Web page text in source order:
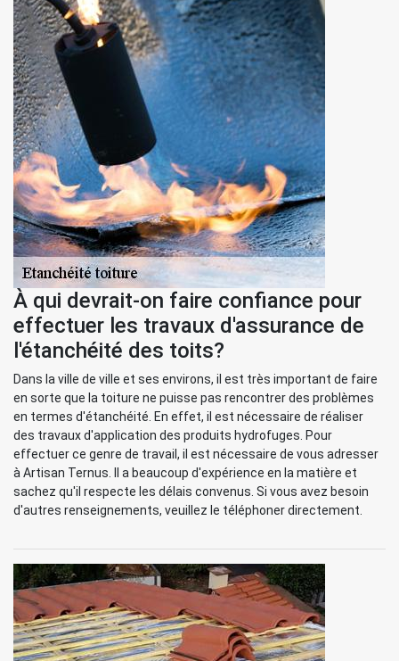
À qui devrait-on faire confiance pour
effectuer les travaux d'assurance de
l'étanchéité des toits?
Dans la ville de ville et ses environs, il est très important de faire
en sorte que la toiture ne puisse pas rencontrer des problèmes
en termes d'étanchéité. En effet, il est nécessaire de réaliser
des travaux d'application des produits hydrofuges. Pour
effectuer ce genre de travail, il est nécessaire de vous adresser
à Artisan Ternus. Il a beaucoup d'expérience en la matière et
sachez qu'il respecte les délais convenus. Si vous avez besoin
d'autres renseignements, veuillez le téléphoner directement.